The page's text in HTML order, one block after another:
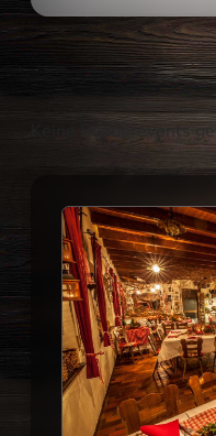
Keine Sonderevents